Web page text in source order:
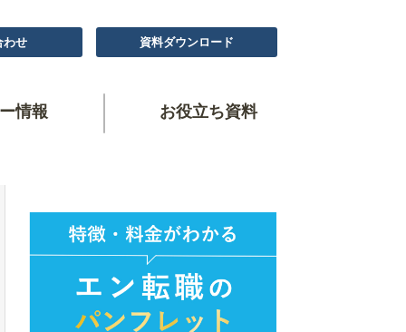
わせ 資料ダウンロード
情報 お役立ち資料